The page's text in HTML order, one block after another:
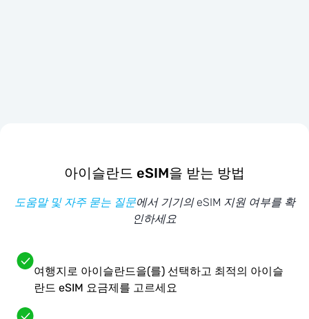
아이슬란드 eSIM을 받는 방법
도움말 및 자주 묻는 질문에서 기기의 eSIM 지원 여부를 확
인하세요
여행지로 아이슬란드을(를) 선택하고 최적의 아이슬
란드 eSIM 요금제를 고르세요